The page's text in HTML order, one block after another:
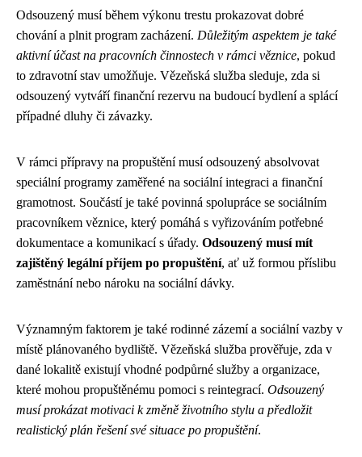
Odsouzený musí během výkonu trestu prokazovat dobré
chování a plnit program zacházení. Důležitým aspektem je také
aktivní účast na pracovních činnostech v rámci věznice, pokud
to zdravotní stav umožňuje. Vězeňská služba sleduje, zda si
odsouzený vytváří finanční rezervu na budoucí bydlení a splácí
případné dluhy či závazky.
V rámci přípravy na propuštění musí odsouzený absolvovat
speciální programy zaměřené na sociální integraci a finanční
gramotnost. Součástí je také povinná spolupráce se sociálním
pracovníkem věznice, který pomáhá s vyřizováním potřebné
dokumentace a komunikací s úřady. Odsouzený musí mít
zajištěný legální příjem po propuštění, ať už formou příslibu
zaměstnání nebo nároku na sociální dávky.
Významným faktorem je také rodinné zázemí a sociální vazby v
místě plánovaného bydliště. Vězeňská služba prověřuje, zda v
dané lokalitě existují vhodné podpůrné služby a organizace,
které mohou propuštěnému pomoci s reintegrací. Odsouzený
musí prokázat motivaci k změně životního stylu a předložit
realistický plán řešení své situace po propuštění.